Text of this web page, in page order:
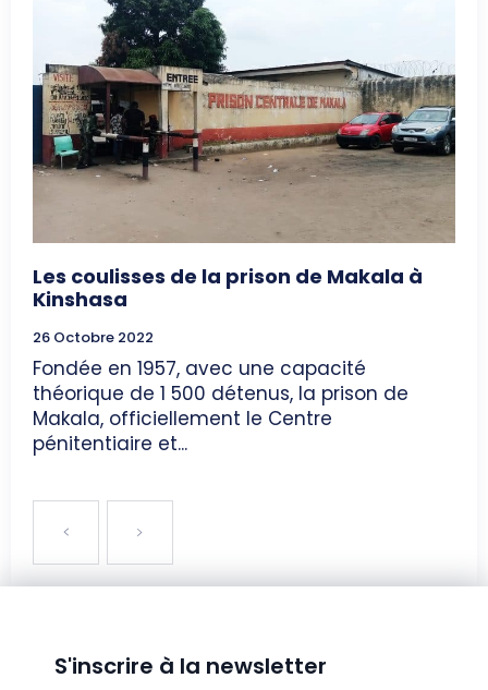
Les coulisses de la prison de Makala à
Kinshasa
26 Octobre 2022
Fondée en 1957, avec une capacité
théorique de 1 500 détenus, la prison de
Makala, officiellement le Centre
pénitentiaire et...
S'inscrire à la newsletter